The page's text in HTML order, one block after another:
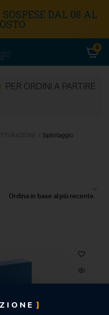
DAL 08 AL
0
PER ORDINI A PARTIRE
Splintaggio